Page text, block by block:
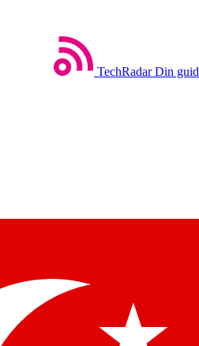
TechRadar Din